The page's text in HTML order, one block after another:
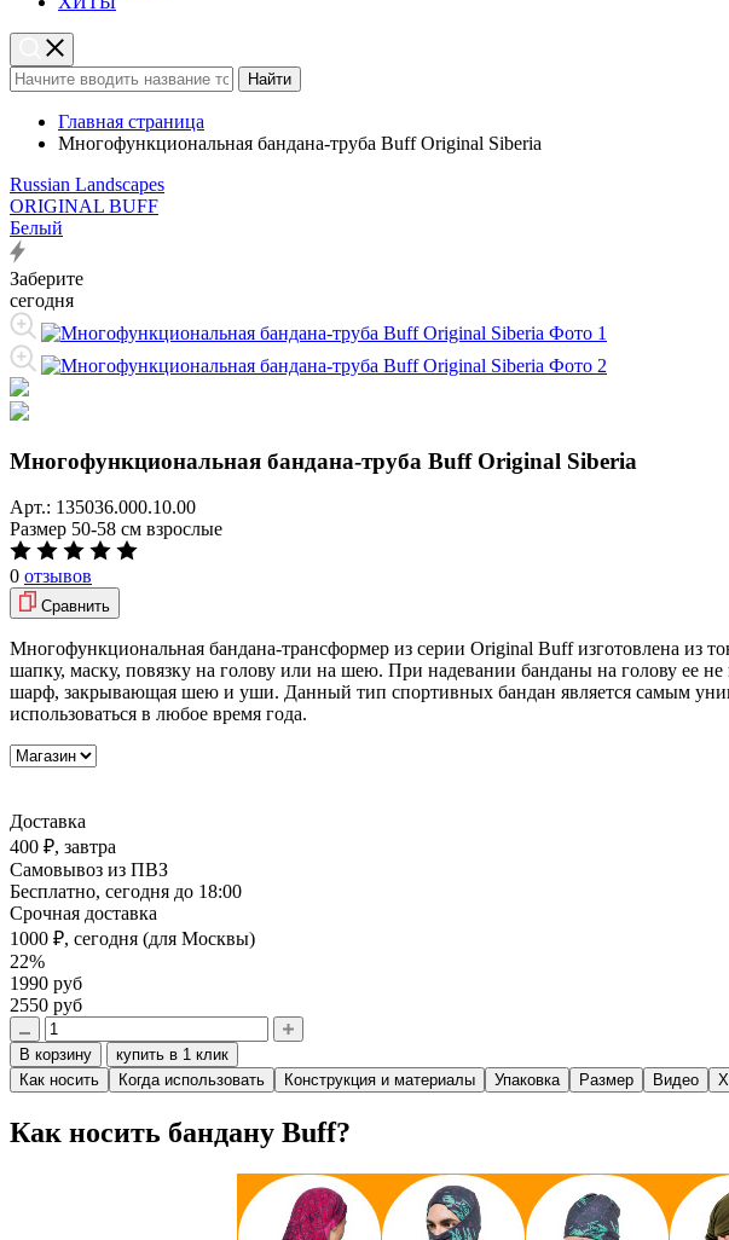
Найти
Главная страница
Многофункциональная бандана-труба Buff Original Siberia
Russian Landscapes
ORIGINAL BUFF
Белый
Заберите
сегодня
Многофункциональная бандана-труба Buff Original Siberia
Арт.: 135036.000.10.00
Размер 50-58 см взрослые
0 отзывов
Сравнить
Многофункциональная бандана-трансформер из серии Original Buff изготовлена из
шапку, маску, повязку на голову или на шею. При надевании банданы на голову ее
шарф, закрывающая шею и уши. Данный тип спортивных бандан является самым
использоваться в любое время года.
Доставка
400 ₽, завтра
Самовывоз из ПВЗ
Бесплатно, сегодня до 18:00
Срочная доставка
1000 ₽, сегодня (для Москвы)
22%
1990 руб
2550 руб
В корзину
купить в 1 клик
Как носить
Когда использовать Конструкция и материалы Упаковка Размер Видео
Как носить бандану Buff?